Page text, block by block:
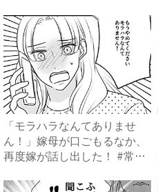
「モラハラなんてありませ
ん！」嫁母が口ごもるなか、
再度嫁が話し出した！ #常識